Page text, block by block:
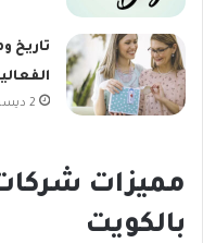
تاريخ
2 ديسمبر، 2023
مميزات
بالكويت